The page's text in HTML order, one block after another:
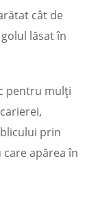
cât de
lăsat în
pentru mulți
prin
apărea în